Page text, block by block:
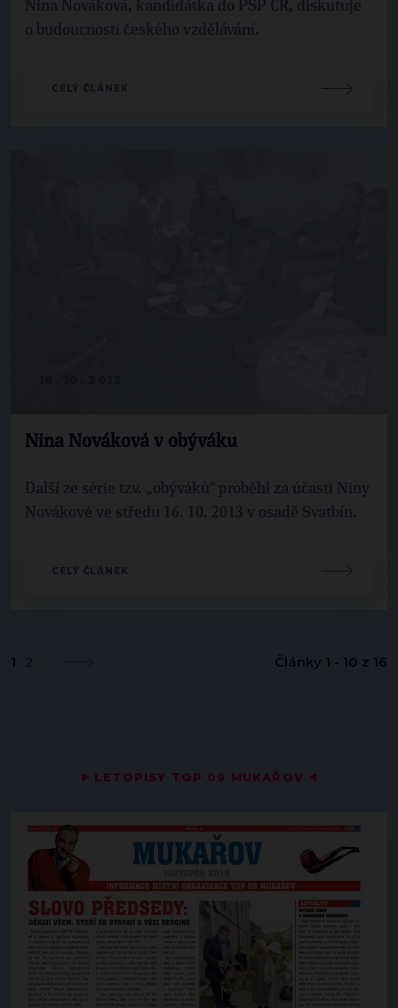
▶ LETOPISY TOP 09 MUKAŘOV ◀
Nina Nováková, kandidátka do PSP ČR, diskutuje
o budoucnosti českého vzdělávání.
CELÝ ČLÁNEK
Nina Nováková v obýváku
Další ze série tzv. „obýváků“ proběhl za účasti Niny
Novákové ve středu 16. 10. 2013 v osadě Svatbín.
CELÝ ČLÁNEK
1 Články 1 - 10 z 16